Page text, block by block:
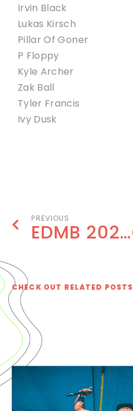
Irvin Black
Lukas Kirsch
Pillar Of Goner
P Floppy
Kyle Archer
Zak Ball
Tyler Francis
Ivy Dusk
PREVIOUS
EDMB 2020 EXPERIENCE WITH VIP UPGRADES!
CHECK OUT RELATED POSTS